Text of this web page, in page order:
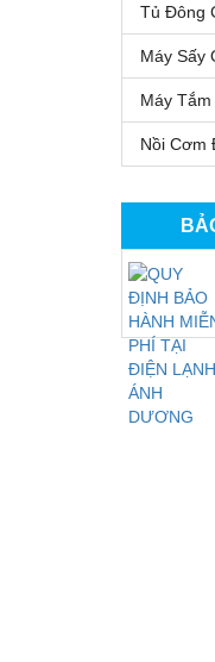
Tủ Đông
Máy Sấy
Máy
Nồi Cơm